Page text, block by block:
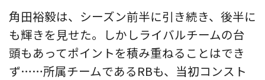
角田裕毅は、シーズン前半に引き続き、後半に
も輝きを見せた。しかしライバルチームの台
頭もあってポイントを積み重ねることはでき
ず……所属チームであるRBも、当初コンスト